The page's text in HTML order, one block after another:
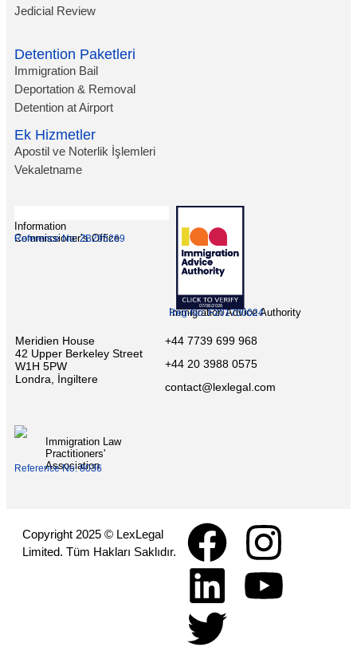
Jedicial Review
Detention Paketleri
Immigration Bail
Deportation & Removal
Detention at Airport
Ek Hizmetler
Apostil ve Noterlik İşlemleri
Vekaletname
Information
Commissioner’s Office
Reference No: ZB295269
Immigration Advice Authority
Reg-No: F201700024
Meridien House
42 Upper Berkeley Street
W1H 5PW
Londra, İngiltere
+44 7739 699 968
+44 20 3988 0575
contact@lexlegal.com
Immigration Law
Practitioners'
Association
Reference No: 8036
Copyright 2025 © LexLegal
Limited. Tüm Hakları Saklıdır.